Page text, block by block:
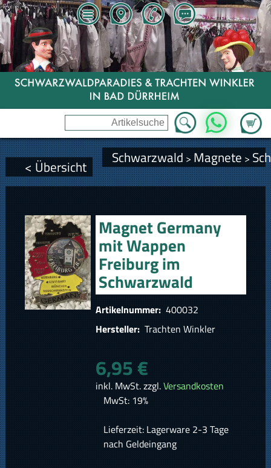
Zum
WhatsApp
< Übersicht Schwarzwald > Magnete >
Magnet Germany
mit Wappen
Freiburg im
Schwarzwald
Artikelnummer: 400032
Hersteller: Trachten Winkler
6,95 €
inkl. MwSt. zzgl.Versandkosten
MwSt: 19%
Lieferzeit: Lagerware 2-3 Tage
nach Geldeingang